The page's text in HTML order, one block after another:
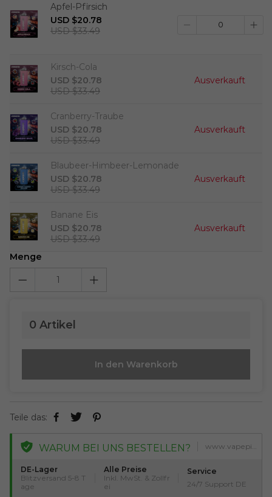
Apfel-Pfirsich
USD $20.78
USD $33.49
Kirsch-Cola
USD $20.78
USD $33.49
Ausverkauft
Cranberry-Traube
USD $20.78
USD $33.49
Ausverkauft
Blaubeer-Himbeer-Lemonade
USD $20.78
USD $33.49
Ausverkauft
Banane Eis
USD $20.78
USD $33.49
Ausverkauft
Menge
0 Artikel
In den Warenkorb
Teile das:
WARUM BEI UNS BESTELLEN?
DE-Lager
Blitzversand 5-8 T
age
Alle Preise
Inkl. MwSt. & Zollfr
ei
Service
24/7 Support DE